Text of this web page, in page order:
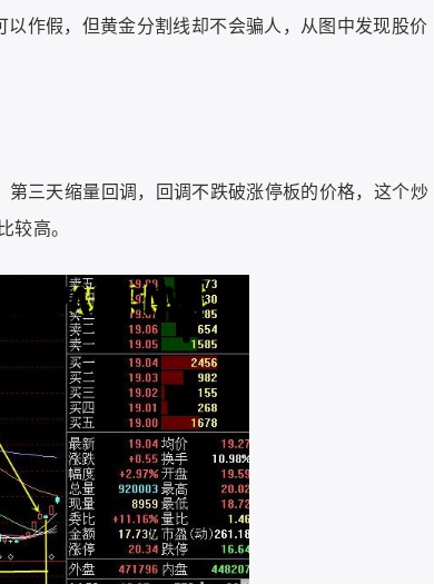
作假，但黄金分割线却不会骗人，从图中发现股价
三天缩量回调，回调不跌破涨停板的价格，这个炒
较高。